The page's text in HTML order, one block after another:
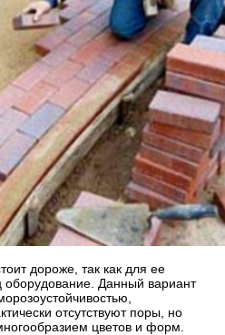
дороже, так как для ее
оборудование. Данный вариант
отсутствуют поры, но
цветов и форм.